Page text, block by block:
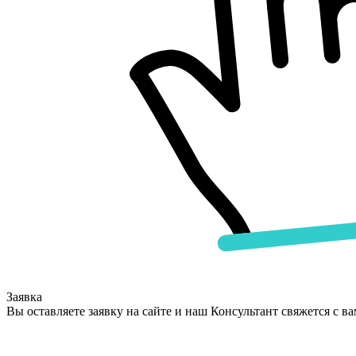
Заявка
Вы оставляете заявку на сайте и наш Консультант свяжется с